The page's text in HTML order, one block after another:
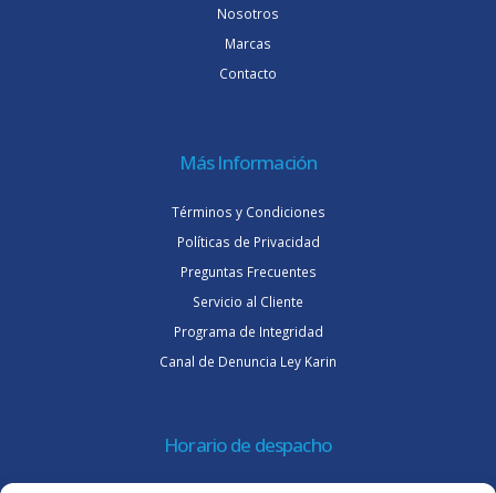
Nosotros
Marcas
Contacto
Más Información
Términos y Condiciones
Políticas de Privacidad
Preguntas Frecuentes
Servicio al Cliente
Programa de Integridad
Canal de Denuncia Ley Karin
Horario de despacho